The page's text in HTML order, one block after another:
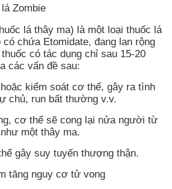
Zombie
lá thây ma) là một loại thuốc lá
chứa Etomidate, đang lan rộng
có tác dụng chỉ sau 15-20
các vấn đề sau:
kiểm soát cơ thể, gây ra tình
chủ, run bất thường v.v.
cơ thể sẽ cong lại nửa người từ
một thây ma.
gây suy tuyến thượng thận.
tăng nguy cơ tử vong